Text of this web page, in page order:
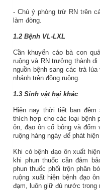
- Chú ý phòng trừ RN trên
làm đòng.
1.2 Bệnh VL-LXL
Cần khuyến cáo bà con
ruộng và RN trưởng thành
nguồn bệnh sang các trà
nhánh trên đồng ruộng.
1.3 Sinh vật hại khác
Hiện nay thời tiết ban đêm
thích hợp cho các loại bệnh
ôn, đạo ôn cổ bông và đốm
ruộng hàng ngày để phát
Khi có bệnh đạo ôn xuất
khi phun thuốc cần đảm
phun thuốc phối trộn phân
ruộng xuất hiện bệnh đạo
đạm, luôn giữ đủ nước trong